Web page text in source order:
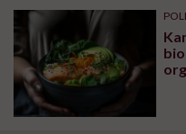
może chyba tylko
głupota i brak
wyobraźni"